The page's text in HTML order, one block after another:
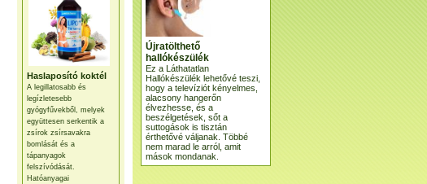
Haslaposító koktél
A legillatosabb és
legízletesebb
gyógyfűvekből, melyek
együttesen serkentik a
zsírok zsírsavakra
bomlását és a
tápanyagok
felszívódását.
Hatóanyagai
Újratölthető
hallókészülék
Ez a Láthatatlan
Hallókészülék lehetővé teszi,
hogy a televíziót kényelmes,
alacsony hangerőn
élvezhesse, és a
beszélgetések, sőt a
suttogások is tisztán
érthetővé váljanak. Többé
nem marad le arról, amit
mások mondanak.